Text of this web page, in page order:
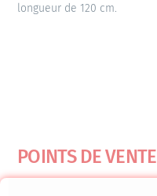
longueur de 120 cm.
POINTS DE VENTE